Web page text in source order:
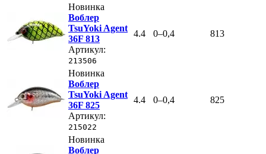
Новинка
Воблер
TsuYoki Agent
36F 813
Артикул:
213506
4.4 0–0,4 813
Новинка
Воблер
TsuYoki Agent
36F 825
Артикул:
215022
4.4 0–0,4 825
Новинка
Воблер